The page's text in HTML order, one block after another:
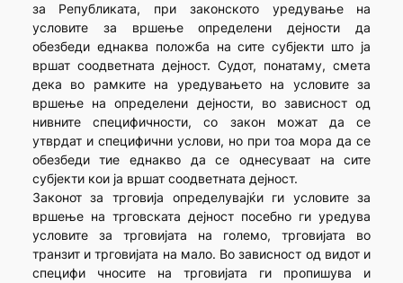
за Републиката, при законското уредување на
условите за вршење определени дејности да
обезбеди еднаква положба на сите субјекти што ја
вршат соодветната дејност. Судот, понатаму, смета
дека во рамките на уредувањето на условите за
вршење на определени дејности, во зависност од
нивните специфичности, со закон можат да се
утврдат и специфични услови, но при тоа мора да се
обезбеди тие еднакво да се однесуваат на сите
субјекти кои ја вршат соодветната дејност.
Законот за трговија определувајќи ги условите за
вршење на трговската дејност посебно ги уредува
условите за трговијата на големо, трговијата во
транзит и трговијата на мало. Во зависност од видот и
специфи чносите на трговијата ги пропишува и